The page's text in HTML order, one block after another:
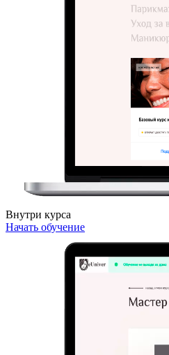
Внутри курса
Начать обучение